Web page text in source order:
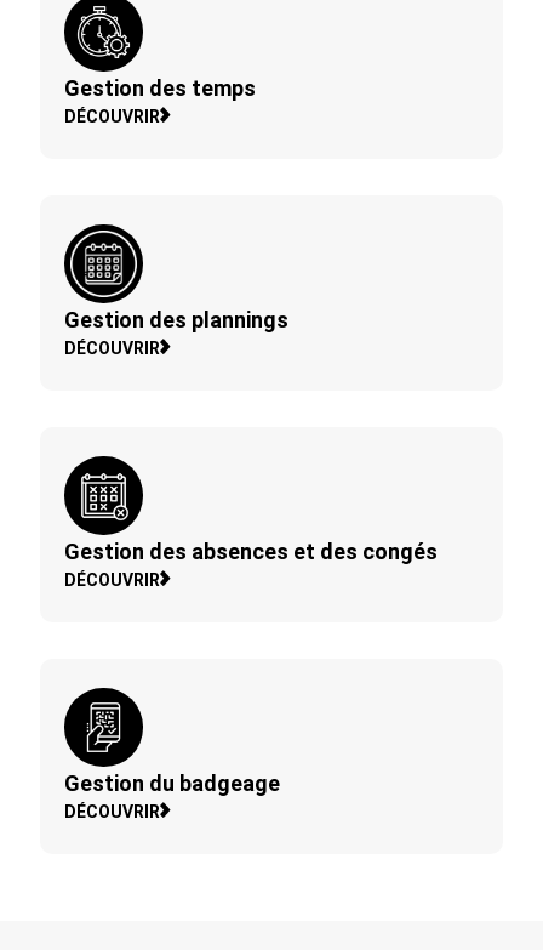
Gestion des temps
DÉCOUVRIR
Gestion des plannings
DÉCOUVRIR
Gestion des absences et des congés
DÉCOUVRIR
Gestion du badgeage
DÉCOUVRIR